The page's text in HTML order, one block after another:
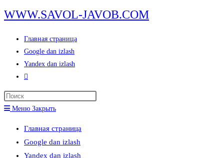
Перейти
к
содержимому
WWW.SAVOL-JAVOB.COM
Главная страница
Google dan izlash
Yandex dan izlash
Переключить
по
веб-
сайту
Меню Закрыть
Главная страница
Google dan izlash
Yandex dan izlash